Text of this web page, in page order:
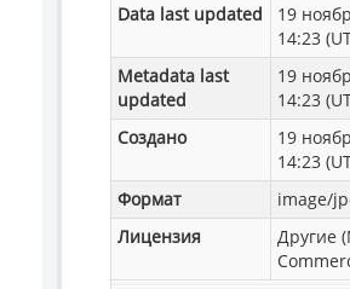
Data last updated
19
14:23
Metadata last
updated
19
14:23
Создано
19
14:23
Формат
image/
Лицензия
Другие